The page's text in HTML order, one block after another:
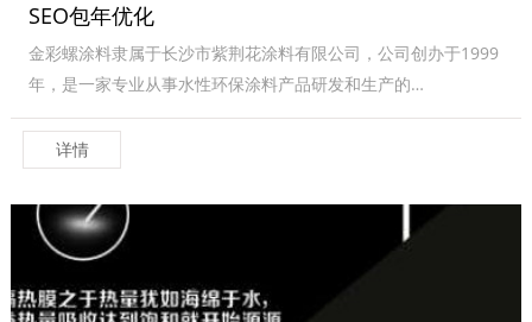
SEO包年优化
金彩螺涂料隶属于长沙市紫荆花涂料有限公司，公司创办于1999
年，是一家专业从事水性环保涂料产品研发和生产的…
详情